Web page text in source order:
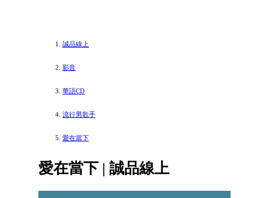
誠品線上
影音
華語CD
流行男歌手
愛在當下
愛在當下 | 誠品線上